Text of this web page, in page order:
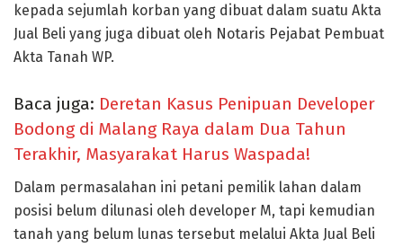
kepada sejumlah korban yang dibuat dalam suatu Akta
Jual Beli yang juga dibuat oleh Notaris Pejabat Pembuat
Akta Tanah WP.
Baca juga: Deretan Kasus Penipuan Developer
Bodong di Malang Raya dalam Dua Tahun
Terakhir, Masyarakat Harus Waspada!
Dalam permasalahan ini petani pemilik lahan dalam
posisi belum dilunasi oleh developer M, tapi kemudian
tanah yang belum lunas tersebut melalui Akta Jual Beli